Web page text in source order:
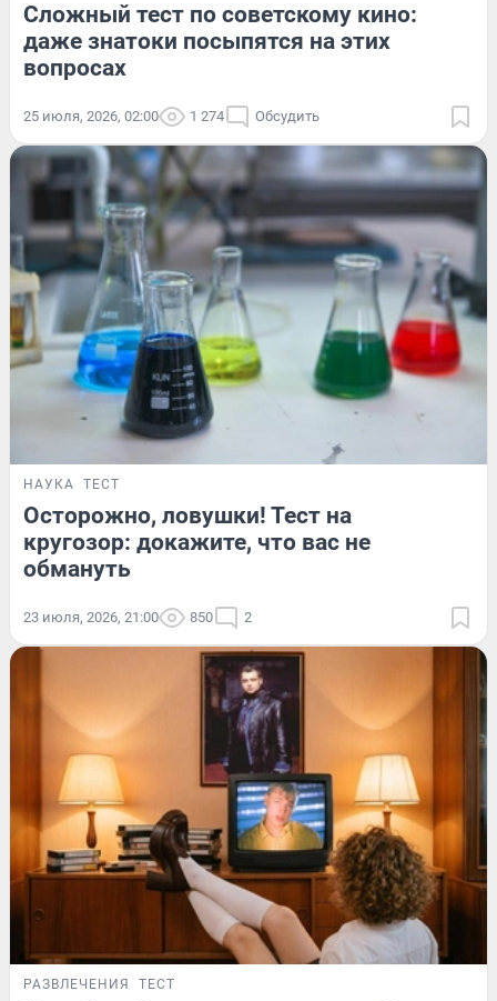
Сложный тест по советскому кино:
даже знатоки посыпятся на этих
вопросах
25 июля, 2026, 02:00 1 274 Обсудить
НАУКА ТЕСТ
Осторожно, ловушки! Тест на
кругозор: докажите, что вас не
обмануть
23 июля, 2026, 21:00 850 2
РАЗВЛЕЧЕНИЯ ТЕСТ